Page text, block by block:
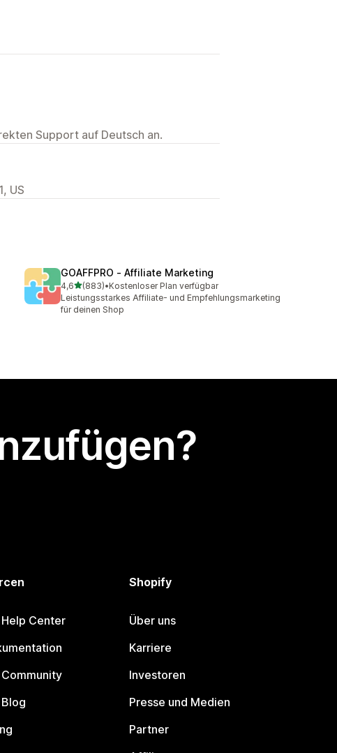
Support auf Deutsch an.
US
GOAFFPRO ‑ Affiliate Marketing
4,6von 5 Sternen
(883)
883 Rezensionen insgesamt
•Kostenloser Plan verfügbar
Leistungsstarkes Affiliate- und Empfehlungsmarketing
für deinen Shop
Center
Shopify
Über uns
Karriere
Investoren
Presse und Medien
Partner